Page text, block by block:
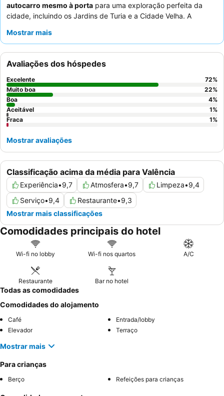
autocarro mesmo à porta para uma exploração perfeita da
cidade, incluindo os Jardins de Turia e a Cidade Velha. A
relaxante, perfeitos para descontrair após um dia de passeios
excecional e a variedade do
funcionários atenciosos e profissionais. Para uma estadia
verdadeiramente confortável, considere reservar um quarto
num andar superior para potencialmente ter melhores vistas e
uma experiência mais tranquila.
Mostrar mais
Classificação acima da média para Valência
Experiência•9,7 Atmosfera•9,7 Limpeza•9,4
Serviço•9,4 Restaurante•9,3
Mostrar mais classificações
Avaliações dos hóspedes
Excelente 72%
Muito boa
22%
Boa
4%
Aceitável
1%
Fraca
1%
Mostrar avaliações
Comodidades principais do hotel
Wi-fi no lobby Wi-fi nos quartos A/C
Restaurante Bar no hotel
Todas as comodidades
Comodidades do alojamento
Café
Entrada/lobby
Elevador
Terraço
Mostrar mais
Para crianças
Berço Refeições para crianças